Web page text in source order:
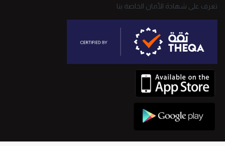
تعرف على شهادة الأمان الخاصة بنا